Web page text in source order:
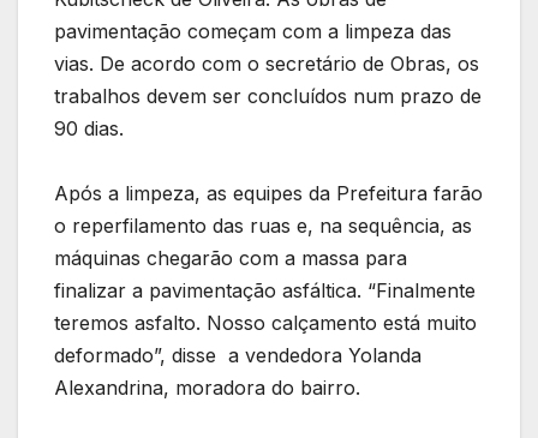
pavimentação começam com a limpeza das
vias. De acordo com o secretário de Obras, os
trabalhos devem ser concluídos num prazo de
90 dias.
Após a limpeza, as equipes da Prefeitura farão
o reperfilamento das ruas e, na sequência, as
máquinas chegarão com a massa para
finalizar a pavimentação asfáltica. “Finalmente
teremos asfalto. Nosso calçamento está muito
deformado”, disse a vendedora Yolanda
Alexandrina, moradora do bairro.